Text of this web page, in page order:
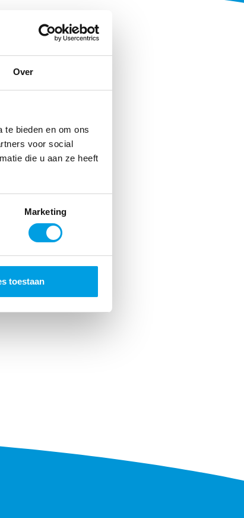
Over
te bieden en om ons
voor social
die u aan ze heeft
Marketing
toestaan
beheerder?
u terecht op ons